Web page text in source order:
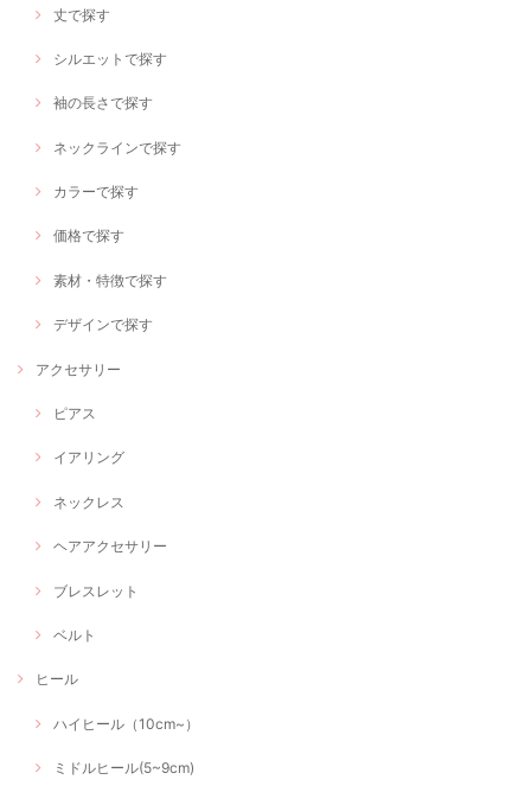
丈で探す
シルエットで探す
袖の長さで探す
ネックラインで探す
カラーで探す
価格で探す
素材・特徴で探す
デザインで探す
アクセサリー
ピアス
イアリング
ネックレス
ヘアアクセサリー
ブレスレット
ベルト
ヒール
ハイヒール（10cm~）
ミドルヒール(5~9cm)